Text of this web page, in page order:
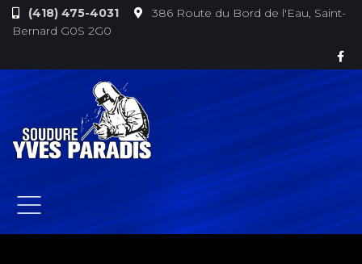
(418) 475-4031
386 Route du Bord de l'Eau, Saint-
Bernard G0S 2G0